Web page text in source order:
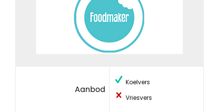
Aanbod
Koelvers
Vriesvers